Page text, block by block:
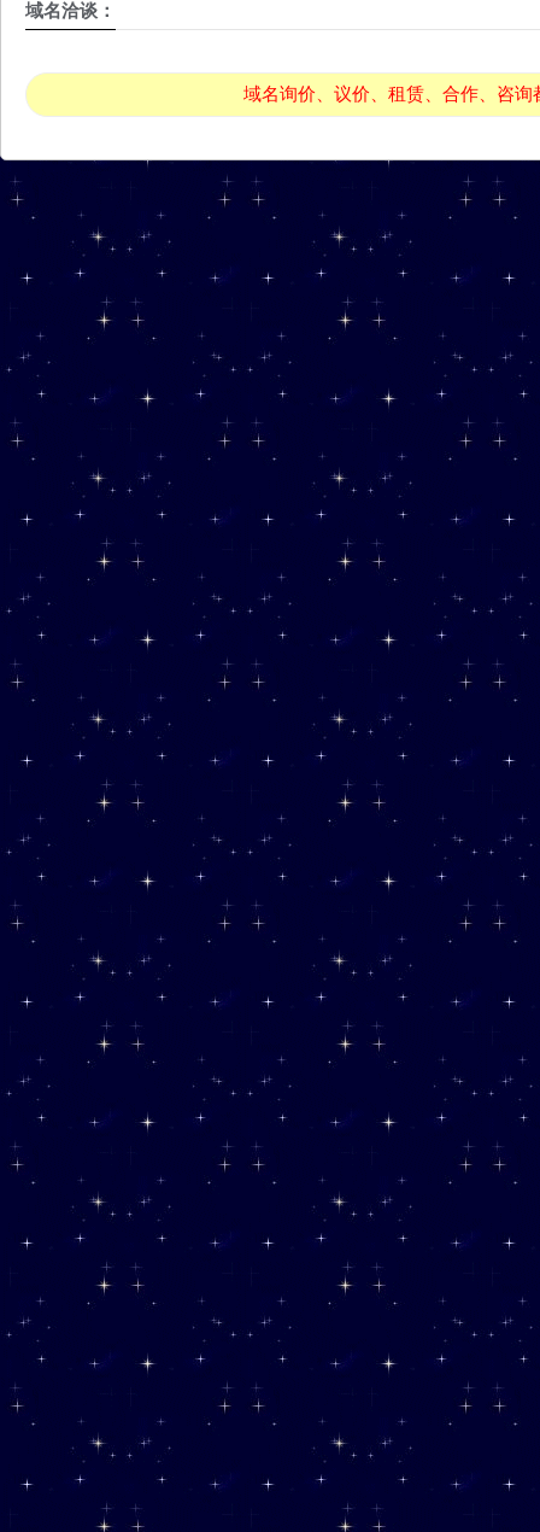
域名洽谈：
域名询价、议价、租赁、合作、咨询